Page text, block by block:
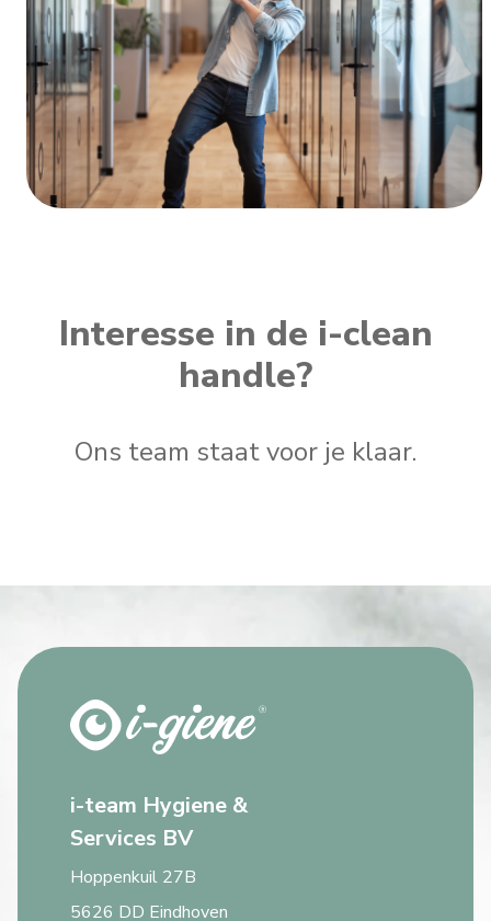
Interesse in de i-clean
handle?
Ons team staat voor je klaar.
i-team Hygiene &
Services BV
Hoppenkuil 27B
5626 DD Eindhoven